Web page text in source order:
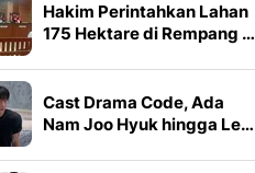
Hakim Perintahkan Lahan
175 Hektare di Rempang …
Cast Drama Code, Ada
Nam Joo Hyuk hingga Le…